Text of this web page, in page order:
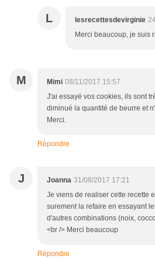
L lesrecettesdevirginie
Merci beaucoup, je suis
M Mimi 08/11/2017 15:57
J'ai essayé vos cookies, ils sont
diminué la quantité de beurre et
Merci.
Répondre
J Joanna 31/08/2017 17:21
Je viens de realiser cette recette
surement la refaire en essayant
d'autres combinations (noix,
<br /> Merci beaucoup
Répondre